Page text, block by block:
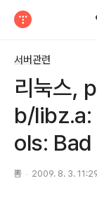
서버관련
리눅스,
b/
ols: Bad
뽐 2009. 8. 3.